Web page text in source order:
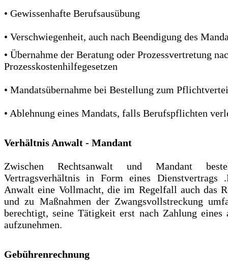
• Gewissenhafte Berufsausübung
• Verschwiegenheit, auch nach Beendigung des
• Übernahme der Beratung oder Prozessvertretung
Prozesskostenhilfegesetzen
• Mandatsübernahme bei Bestellung zum
• Ablehnung eines Mandats, falls Berufspflichten
Verhältnis Anwalt - Mandant
Zwischen Rechtsanwalt und Mandant
Vertragsverhältnis in Form eines Dienstvertrags
Anwalt eine Vollmacht, die im Regelfall auch das
und zu Maßnahmen der Zwangsvollstreckung
berechtigt, seine Tätigkeit erst nach Zahlung eines
aufzunehmen.
Gebührenrechnung